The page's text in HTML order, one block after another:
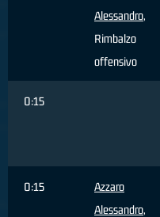
Alessandro,
Rimbalzo
offensivo
0:15
0:15
Azzaro
Alessandro,